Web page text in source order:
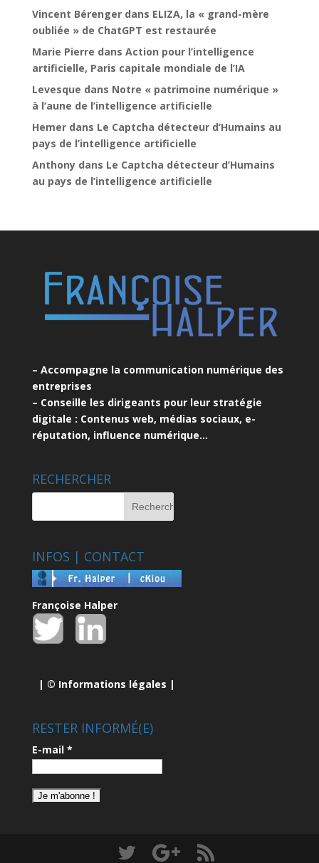
Vincent Bérengerdans ELIZA, la « grand-mère
oubliée » de ChatGPT est restaurée
Marie Pierre dans Action pour l’intelligence
artificielle, Paris capitale mondiale de l’IA
Levesque dans Notre « patrimoine numérique »
à l’aune de l’intelligence artificielle
Hemerdans Le Captcha détecteur d’Humains au
pays de l’intelligence artificielle
Anthonydans Le Captcha détecteur d’Humains
au pays de l’intelligence artificielle
– Accompagne la communication numérique des
entreprises
– Conseille les dirigeants pour leur stratégie
digitale : Contenus web, médias sociaux, e-
réputation, influence numérique…
RECHERCHER
INFOS | CONTACT
Françoise Halper
| © Informations légales |
RESTER INFORMÉ(E)
E-mail *